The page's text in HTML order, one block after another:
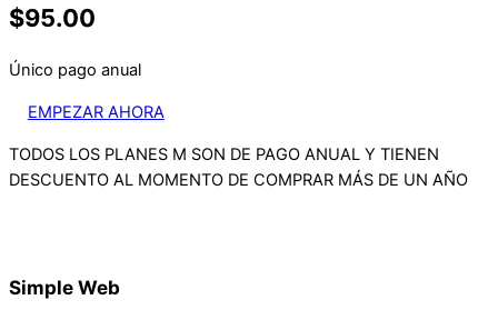
$95.00
Único pago anual
EMPEZAR AHORA
TODOS LOS PLANES M SON DE PAGO ANUAL Y TIENEN
DESCUENTO AL MOMENTO DE COMPRAR MÁS DE UN AÑO
Simple Web